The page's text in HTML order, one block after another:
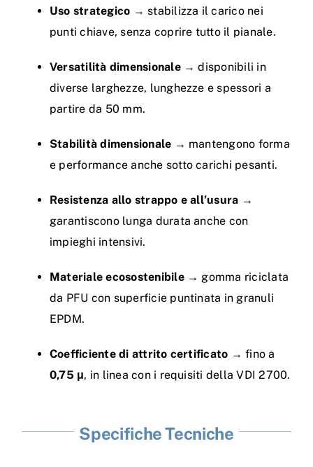
Uso strategico → stabilizza il carico nei
punti chiave, senza coprire tutto il pianale.
Versatilità dimensionale→ disponibili in
diverse larghezze, lunghezze e spessori a
partire da 50 mm.
Stabilità dimensionale → mantengono forma
e performance anche sotto carichi pesanti.
Resistenza allo strappo e all’usura →
garantiscono lunga durata anche con
impieghi intensivi.
Materiale ecosostenibile→ gomma riciclata
da PFU con superficie puntinata in granuli
EPDM.
Coefficiente di attrito certificato → fino a
0,75 μ, in linea con i requisiti della VDI 2700.
Specifiche Tecniche